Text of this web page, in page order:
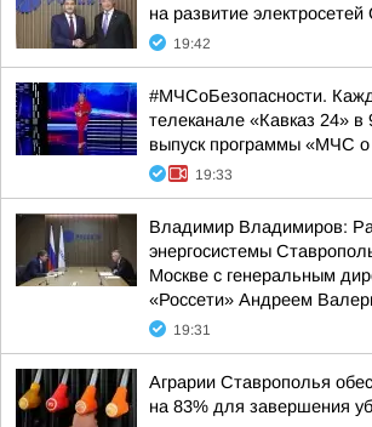
на развитие
19:42
#МЧСоБезопасности.
телеканале «Кавказ 24»
выпуск программы «МЧС о
19:33
Владимир Владимиров:
энергосистемы
Москве с генеральным
«Россети» Андреем
19:31
Аграрии Ставрополья
на 83% для завершения